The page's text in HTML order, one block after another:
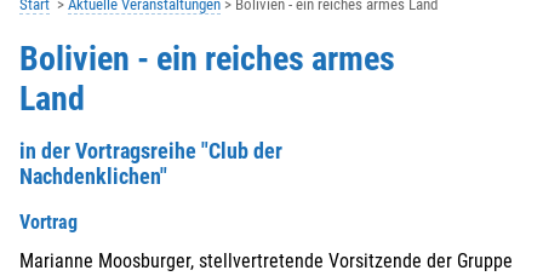
Start Aktuelle Veranstaltungen Bolivien - ein reiches armes Land
Bolivien - ein reiches armes
Land
in der Vortragsreihe "Club der
Nachdenklichen"
Vortrag
Marianne Moosburger, stellvertretende Vorsitzende der Gruppe